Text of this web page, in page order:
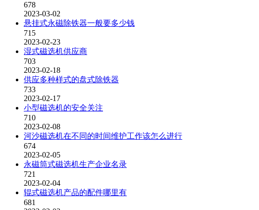
678
2023-03-02
悬挂式永磁除铁器一般要多少钱
715
2023-02-23
湿式磁选机供应商
703
2023-02-18
供应多种样式的盘式除铁器
733
2023-02-17
小型磁选机的安全关注
710
2023-02-08
河沙磁选机在不同的时间维护工作该怎么进行
674
2023-02-05
永磁筒式磁选机生产企业名录
721
2023-02-04
辊式磁选机产品的配件哪里有
681